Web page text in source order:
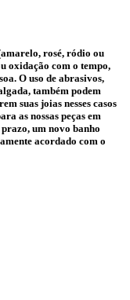
rosé, ródio ou
oxidação com o tempo,
O uso de abrasivos,
também podem
suas joias nesses casos
as nossas peças em
prazo, um novo banho
acordado com o